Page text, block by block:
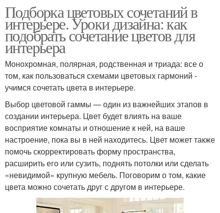
Подборка цветовых сочетаний в
интерьере. Уроки дизайна: как
подобрать сочетание цветов для
интерьера
Монохромная, полярная, родственная и триада: все о
том, как пользоваться схемами цветовых гармоний -
учимся сочетать цвета в интерьере.
Выбор цветовой гаммы — один из важнейших этапов в
создании интерьера. Цвет будет влиять на ваше
восприятие комнаты и отношение к ней, на ваше
настроение, пока вы в ней находитесь. Цвет может также
помочь скорректировать форму пространства,
расширить его или сузить, поднять потолки или сделать
«невидимой» крупную мебель. Поговорим о том, какие
цвета можно сочетать друг с другом в интерьере.